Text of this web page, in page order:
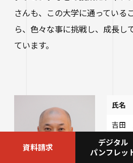
さんも、この大学に通っている
ら、色々な事に挑戦し、成長し
ています。
氏名
吉田
職位
資料請求
デジタル
パンフレッ